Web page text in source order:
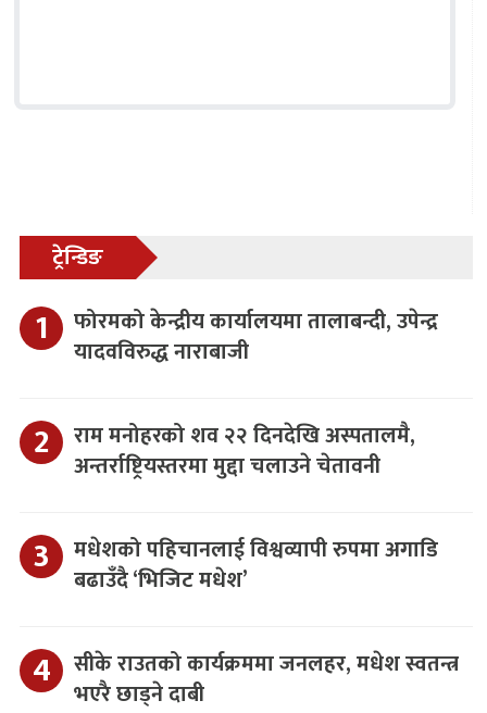
ट्रेन्डिङ
फोरमको केन्द्रीय कार्यालयमा तालाबन्दी, उपेन्द्र
यादवविरुद्ध नाराबाजी
राम मनोहरको शव २२ दिनदेखि अस्पतालमै,
अन्तर्राष्ट्रियस्तरमा मुद्दा चलाउने चेतावनी
मधेशको पहिचानलाई विश्वव्यापी रुपमा अगाडि
बढाउँदै ‘भिजिट मधेश’
सीके राउतको कार्यक्रममा जनलहर, मधेश स्वतन्त्र
भएरै छाड्ने दाबी